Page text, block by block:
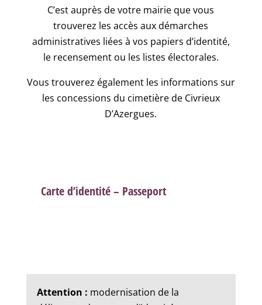
C’est auprès de votre mairie que vous
trouverez les accès aux démarches
administratives liées à vos papiers d’identité,
le recensement ou les listes électorales.
Vous trouverez également les informations sur
les concessions du cimetière de Civrieux
D’Azergues.
Carte d’identité – Passeport
Attention : modernisation de la